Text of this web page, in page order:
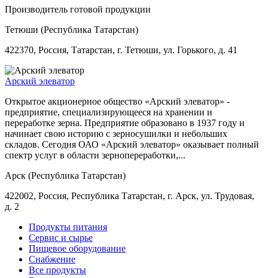
Производитель готовой продукции
Тетюши (Республика Татарстан)
422370, Россия, Татарстан, г. Тетюши, ул. Горького, д. 41
Арский элеватор
Открытое акционерное общество «Арский элеватор» -
предприятие, специализирующееся на хранении и
переработке зерна. Предприятие образовано в 1937 году и
начинает свою историю с зерносушилки и небольших
складов. Сегодня ОАО «Арский элеватор» оказывает полный
спектр услуг в области зернопереработки,...
Арск (Республика Татарстан)
422002, Россия, Республика Татарстан, г. Арск, ул. Трудовая,
д. 2
Продукты питания
Сервис и сырье
Пищевое оборудование
Снабжение
Все продукты